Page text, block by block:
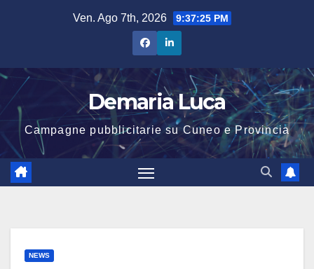
Ven. Ago 7th, 2026 9:37:25 PM
Demaria Luca
Campagne pubblicitarie su Cuneo e Provincia
NEWS